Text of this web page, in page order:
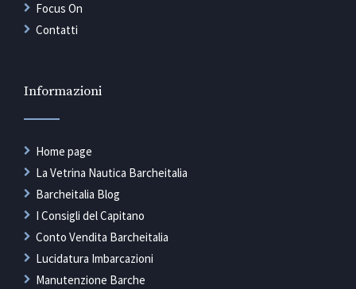
Focus On
Contatti
Informazioni
Home page
La Vetrina Nautica Barcheitalia
Barcheitalia Blog
I Consigli del Capitano
Conto Vendita Barcheitalia
Lucidatura Imbarcazioni
Manutenzione Barche